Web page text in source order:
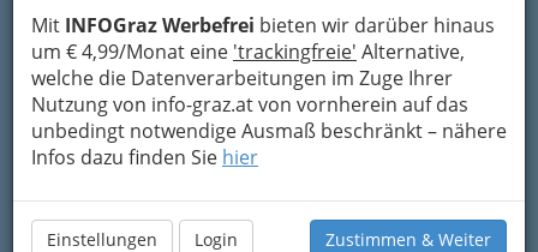
Mit INFOGraz Werbefrei bieten wir darüber hinaus
um € 4,99/Monat eine 'trackingfreie' Alternative,
welche die Datenverarbeitungen im Zuge Ihrer
Nutzung von info-graz.at von vornherein auf das
unbedingt notwendige Ausmaß beschränkt – nähere
Infos dazu finden Sie hier
Einstellungen Login Zustimmen & Weiter
Facetten und Farben – verträumt, verspielt,
verzweifelt, verlassen, verwegen, verliebt...